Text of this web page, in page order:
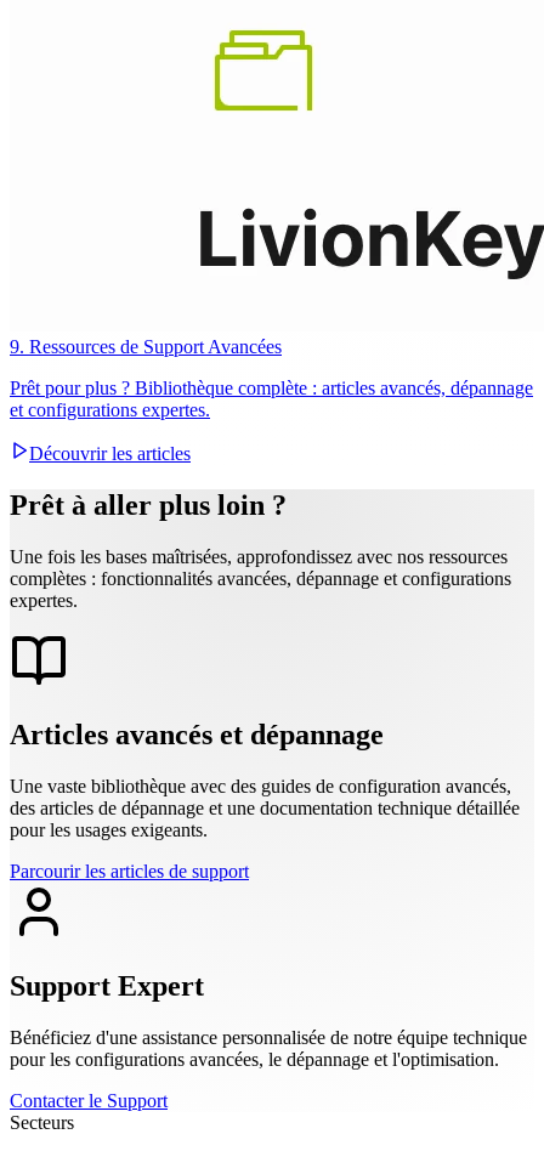
9. Ressources de Support Avancées
Prêt pour plus ? Bibliothèque complète : articles avancés, dépannage
et configurations expertes.
Découvrir les articles
Prêt à aller plus loin ?
Une fois les bases maîtrisées, approfondissez avec nos ressources
complètes : fonctionnalités avancées, dépannage et configurations
expertes.
Articles avancés et dépannage
Une vaste bibliothèque avec des guides de configuration avancés,
des articles de dépannage et une documentation technique détaillée
pour les usages exigeants.
Parcourir les articles de support
Support Expert
Bénéficiez d'une assistance personnalisée de notre équipe technique
pour les configurations avancées, le dépannage et l'optimisation.
Contacter le Support
Secteurs